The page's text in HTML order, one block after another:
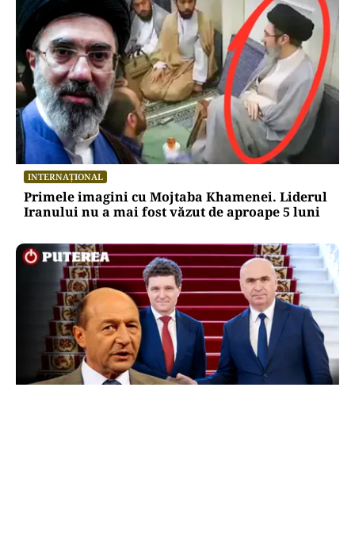
INTERNAȚIONAL
Primele imagini cu Mojtaba Khamenei. Liderul
Iranului nu a mai fost văzut de aproape 5 luni